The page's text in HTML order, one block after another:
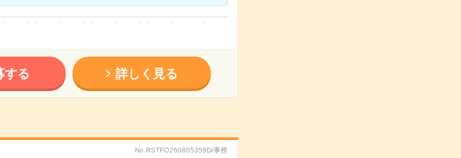
する 詳しく見る
No.RSTFO260805359D/事務